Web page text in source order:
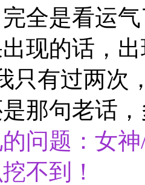
全是看运
现的话，
只有过两次
那句老话
问题：女
不到！